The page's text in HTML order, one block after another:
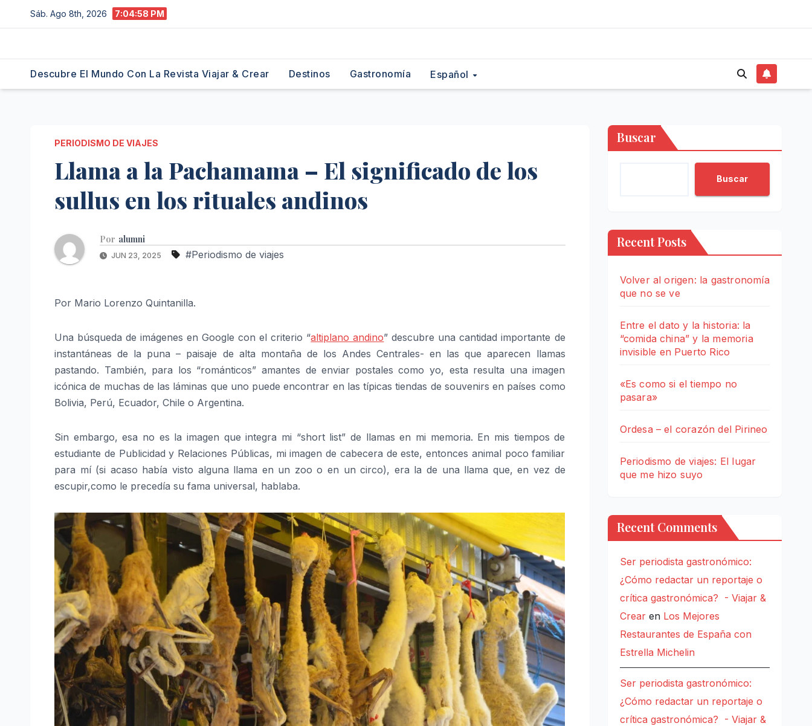
al
Sáb. Ago 8th, 2026 7:05:00 PM
Descubre El Mundo Con La Revista Viajar & Crear Destinos Gastronomía Español
PERIODISMO DE VIAJES
Llama a la Pachamama – El significado de los
sullus en los rituales andinos
Por alumni
JUN 23, 2025 #Periodismo de viajes
Por Mario Lorenzo Quintanilla.
Una búsqueda de imágenes en Google con el criterio “altiplano andino” descubre una cantidad importante de
instantáneas de la puna – paisaje de alta montaña de los Andes Centrales- en las que aparecen llamas
pastando. También, para los “románticos” amantes de enviar postales como yo, esta resulta una imagen
icónica de muchas de las láminas que uno puede encontrar en las típicas tiendas de souvenirs en países como
Bolivia, Perú, Ecuador, Chile o Argentina.
Sin embargo, esa no es la imagen que integra mi “short list” de llamas en mi memoria. En mis tiempos de
estudiante de Publicidad y Relaciones Públicas, mi imagen de cabecera de este, entonces animal poco familiar
para mí (si acaso había visto alguna llama en un zoo o en un circo), era la de una llama que, en vez de
escupir,como le precedía su fama universal, hablaba.
Buscar
Buscar
Recent Posts
Volver al origen: la gastronomía
que no se ve
Entre el dato y la historia: la
“comida china” y la memoria
invisible en Puerto Rico
«Es como si el tiempo no
pasara»
Ordesa – el corazón del Pirineo
Periodismo de viajes: El lugar
que me hizo suyo
Recent Comments
Ser periodista gastronómico:
¿Cómo redactar un reportaje o
crítica gastronómica? - Viajar &
Crearen Los Mejores
Restaurantes de España con
Estrella Michelin
Ser periodista gastronómico:
¿Cómo redactar un reportaje o
crítica gastronómica? - Viajar &